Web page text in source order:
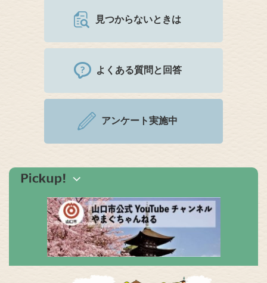
見つからないときは
よくある質問と回答
アンケート実施中